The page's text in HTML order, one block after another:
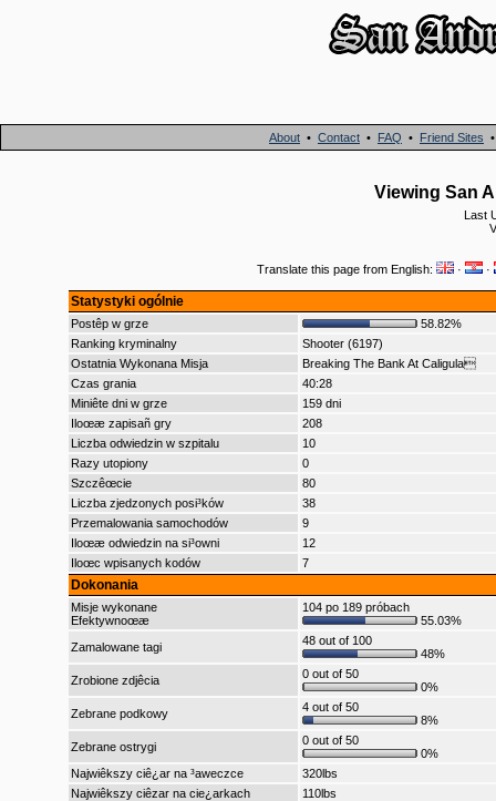
About • Contact • FAQ • Friend Sites
Viewing San
Last
Translate this page from English: · ·
Statystyki ogólnie
Postêp w grze
58.82%
Ranking kryminalny
Shooter (6197)
Ostatnia Wykonana Misja
Breaking The Bank At Caligula
Czas grania
40:28
Miniête dni w grze
159 dni
Iloœæ zapisañ gry
208
Liczba odwiedzin w szpitalu
10
Razy utopiony
0
Szczêœcie
80
Liczba zjedzonych posi³ków
38
Przemalowania samochodów
9
Iloœæ odwiedzin na si³owni
12
Iloœc wpisanych kodów
7
Dokonania
Misje wykonane
Efektywnoœæ
104 po 189 próbach
55.03%
Zamalowane tagi
48 out of 100
48%
Zrobione zdjêcia
0 out of 50
0%
Zebrane podkowy
4 out of 50
8%
Zebrane ostrygi
0 out of 50
0%
Najwiêkszy ciê¿ar na ³aweczce
320lbs
Najwiêkszy ciêzar na cie¿arkach
110lbs